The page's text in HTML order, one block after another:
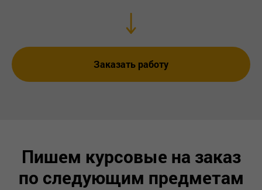
Заказать работу
Пишем курсовые на заказ
по следующим предметам